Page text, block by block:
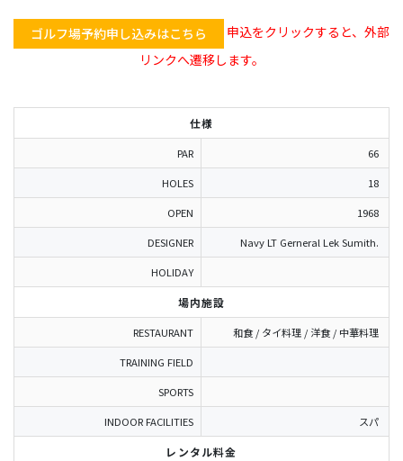
ゴルフ場予約申し込みはこちら
申込をクリックすると、外部
リンクへ遷移します。
仕様
PAR 66
HOLES 18
OPEN 1968
DESIGNER Navy LT Gerneral Lek Sumith.
HOLIDAY
場内施設
RESTAURANT 和食 / タイ料理 / 洋食 / 中華料理
TRAINING FIELD
SPORTS
INDOOR FACILITIES スパ
レンタル料金